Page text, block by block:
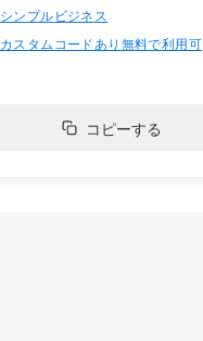
シンプルビジネス
カスタムコードあり 無料で利用可
コピーする